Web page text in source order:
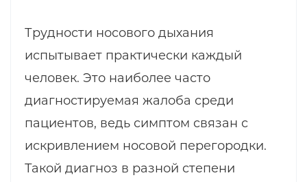
Трудности носового дыхания
испытывает практически каждый
человек. Это наиболее часто
диагностируемая жалоба среди
пациентов, ведь симптом связан с
искривлением носовой перегородки.
Такой диагноз в разной степени